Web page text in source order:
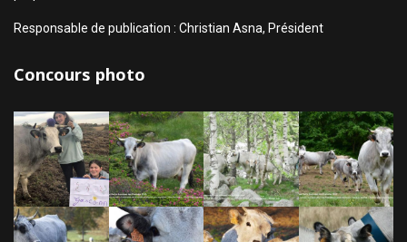
Responsable de publication : Christian Asna, Président
Concours photo